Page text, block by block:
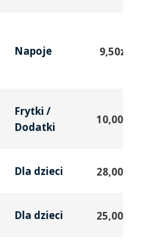
Napoje 9,50zł
Frytki /
Dodatki
10,00
Dla dzieci 28,00
Dla dzieci 25,00